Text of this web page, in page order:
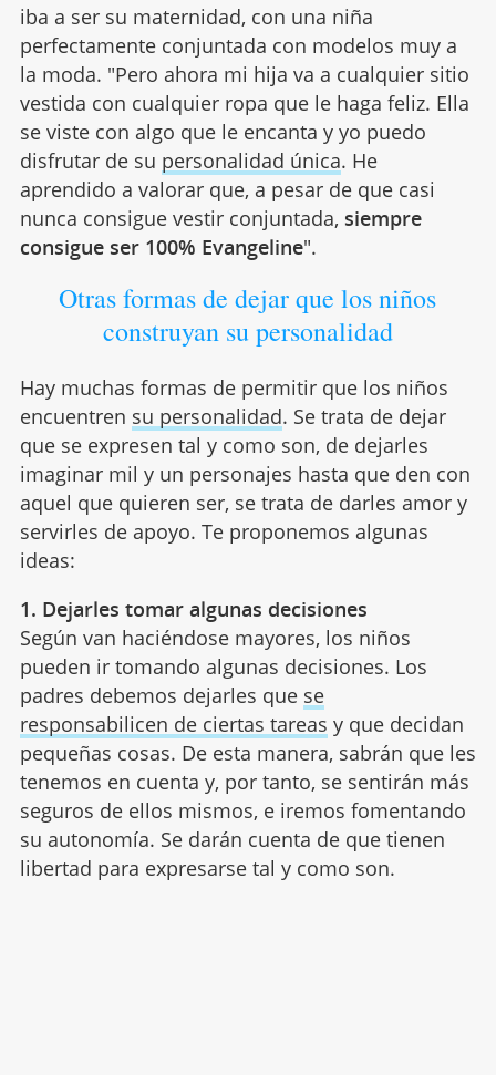
iba a ser su maternidad, con una niña
perfectamente conjuntada con modelos muy a
la moda. "Pero ahora mi hija va a cualquier sitio
vestida con cualquier ropa que le haga feliz. Ella
se viste con algo que le encanta y yo puedo
disfrutar de su personalidad única. He
aprendido a valorar que, a pesar de que casi
nunca consigue vestir conjuntada, siempre
consigue ser 100% Evangeline".
Otras formas de dejar que los niños
construyan su personalidad
Hay muchas formas de permitir que los niños
encuentren su personalidad. Se trata de dejar
que se expresen tal y como son, de dejarles
imaginar mil y un personajes hasta que den con
aquel que quieren ser, se trata de darles amor y
servirles de apoyo. Te proponemos algunas
ideas:
1. Dejarles tomar algunas decisiones
Según van haciéndose mayores, los niños
pueden ir tomando algunas decisiones. Los
padres debemos dejarles que se
responsabilicen de ciertas tareas y que decidan
pequeñas cosas. De esta manera, sabrán que les
tenemos en cuenta y, por tanto, se sentirán más
seguros de ellos mismos, e iremos fomentando
su autonomía. Se darán cuenta de que tienen
libertad para expresarse tal y como son.